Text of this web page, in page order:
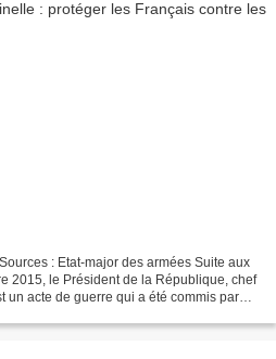
: Etat-major des armées Suite aux
2015, le Président de la République, chef
un acte de guerre qui a été commis par